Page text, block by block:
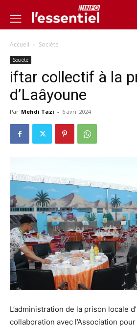
Accueil Société
Société
iftar collectif à la
d’Laâyoune
Par Mehdi Tazi - 6 avril 2024
L’administration de la prison locale
collaboration avec l’Association